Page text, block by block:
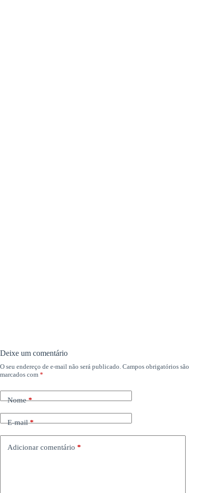
Deixe um comentário
O seu endereço de e-mail não será publicado. Campos obrigatórios são
marcados com *
Nome*
E-mail*
Adicionar comentário *